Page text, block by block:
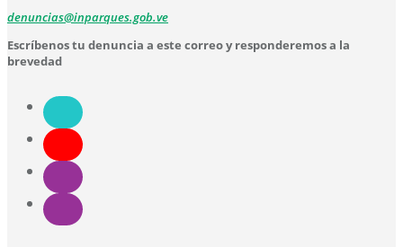
denuncias@inparques.gob.ve
Escríbenos tu denuncia a este correo y responderemos a la
brevedad